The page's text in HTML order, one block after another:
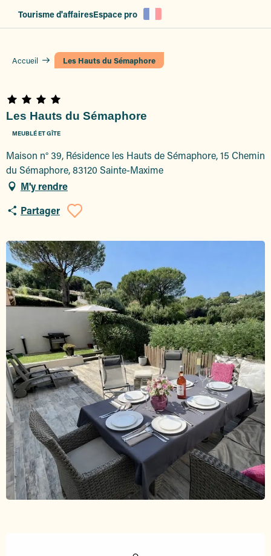
Tourisme d'affairesEspace pro
Accueil Les Hauts du Sémaphore
Les Hauts du Sémaphore
MEUBLÉ ET GÎTE
Maison n° 39, Résidence les Hauts de Sémaphore, 15 Chemin
du Sémaphore, 83120 Sainte-Maxime
M'y rendre
Partager
Ajouter aux favoris